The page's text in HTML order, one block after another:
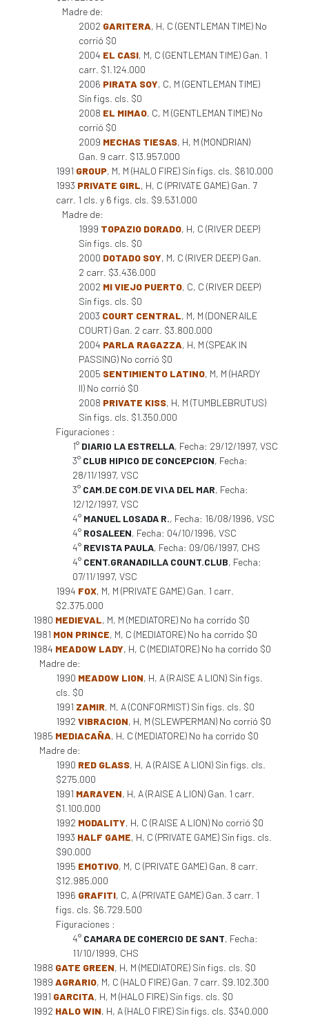
Madre de:
2002 GARITERA, H, C (GENTLEMAN TIME) No
corrió $0
2004 EL CASI, M, C (GENTLEMAN TIME) Gan. 1
carr. $1.124.000
2006 PIRATA SOY, C, M (GENTLEMAN TIME)
Sin figs. cls. $0
2008 EL MIMAO, C, M (GENTLEMAN TIME) No
corrió $0
2009 MECHAS TIESAS, H, M (MONDRIAN)
Gan. 9 carr. $13.957.000
1991 GROUP, M, M (HALO FIRE) Sin figs. cls. $610.000
1993 PRIVATE GIRL, H, C (PRIVATE GAME) Gan. 7
carr. 1 cls. y 6 figs. cls. $9.531.000
Madre de:
1999 TOPAZIO DORADO, H, C (RIVER DEEP)
Sin figs. cls. $0
2000 DOTADO SOY, M, C (RIVER DEEP) Gan.
2 carr. $3.436.000
2002 MI VIEJO PUERTO, C, C (RIVER DEEP)
Sin figs. cls. $0
2003 COURT CENTRAL, M, M (DONERAILE
COURT) Gan. 2 carr. $3.800.000
2004 PARLA RAGAZZA, H, M (SPEAK IN
PASSING) No corrió $0
2005 SENTIMIENTO LATINO, M, M (HARDY
II) No corrió $0
2008 PRIVATE KISS, H, M (TUMBLEBRUTUS)
Sin figs. cls. $1.350.000
Figuraciones :
1° DIARIO LA ESTRELLA, Fecha: 29/12/1997, VSC
3° CLUB HIPICO DE CONCEPCION, Fecha:
28/11/1997, VSC
3° CAM.DE COM.DE VI\A DEL MAR, Fecha:
12/12/1997, VSC
4° MANUEL LOSADA R., Fecha: 16/08/1996, VSC
4° ROSALEEN, Fecha: 04/10/1996, VSC
4° REVISTA PAULA, Fecha: 09/06/1997, CHS
4° CENT.GRANADILLA COUNT.CLUB, Fecha:
07/11/1997, VSC
1994 FOX, M, M (PRIVATE GAME) Gan. 1 carr.
$2.375.000
1980 MEDIEVAL, M, M (MEDIATORE) No ha corrido $0
1981 MON PRINCE, M, C (MEDIATORE) No ha corrido $0
1984 MEADOW LADY, H, C (MEDIATORE) No ha corrido $0
Madre de:
1990 MEADOW LION, H, A (RAISE A LION) Sin figs.
cls. $0
1991 ZAMIR, M, A (CONFORMIST) Sin figs. cls. $0
1992 VIBRACION, H, M (SLEWPERMAN) No corrió $0
1985 MEDIACAÑA, H, C (MEDIATORE) No ha corrido $0
Madre de:
1990 RED GLASS, H, A (RAISE A LION) Sin figs. cls.
$275.000
1991 MARAVEN, H, A (RAISE A LION) Gan. 1 carr.
$1.100.000
1992 MODALITY, H, C (RAISE A LION) No corrió $0
1993 HALF GAME, H, C (PRIVATE GAME) Sin figs. cls.
$90.000
1995 EMOTIVO, M, C (PRIVATE GAME) Gan. 8 carr.
$12.985.000
1996 GRAFITI, C, A (PRIVATE GAME) Gan. 3 carr. 1
figs. cls. $6.729.500
Figuraciones :
4° CAMARA DE COMERCIO DE SANT, Fecha:
11/10/1999, CHS
1988 GATE GREEN, H, M (MEDIATORE) Sin figs. cls. $0
1989 AGRARIO, M, C (HALO FIRE) Gan. 7 carr. $9.102.300
1991 GARCITA, H, M (HALO FIRE) Sin figs. cls. $0
1992 HALO WIN, H, A (HALO FIRE) Sin figs. cls. $340.000